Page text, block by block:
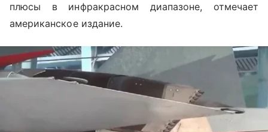
плюсы в инфракрасном диапазоне, отмечает
американское издание.